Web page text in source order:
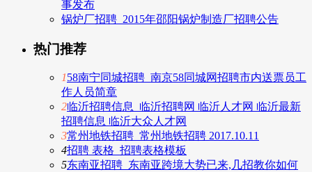
事发布
锅炉厂招聘_2015年邵阳锅炉制造厂招聘公告
热门推荐
158南宁同城招聘_南京58同城网招聘市内送票员工
作人员简章
2临沂招聘信息_临沂招聘网 临沂人才网 临沂最新
招聘信息 临沂大众人才网
3常州地铁招聘_常州地铁招聘 2017.10.11
4招聘 表格_招聘表格模板
5东南亚招聘_东南亚跨境大势已来,几招教你如何